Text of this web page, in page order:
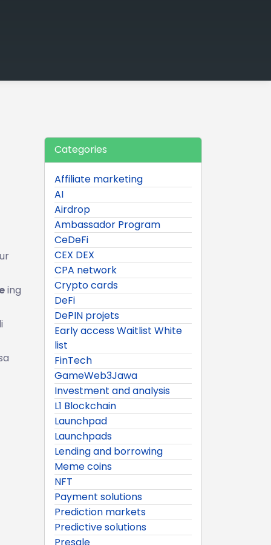
ing
Categories
Affiliate marketing
AI
Airdrop
Ambassador Program
CeDeFi
CEX DEX
CPA network
Crypto cards
DeFi
DePIN projets
Early access Waitlist White
list
FinTech
GameWeb3Jawa
Investment and analysis
L1 Blockchain
Launchpad
Launchpads
Lending and borrowing
Meme coins
NFT
Payment solutions
Prediction markets
Predictive solutions
Presale